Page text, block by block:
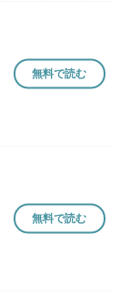
無料で読む
無料で読む